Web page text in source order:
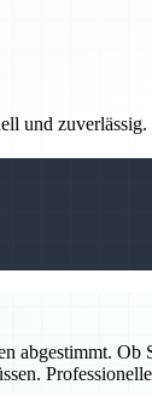
und zuverlässig.
abgestimmt.